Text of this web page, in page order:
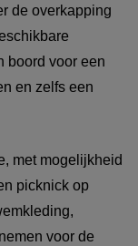
de overkapping
boord voor een
en zelfs een
met mogelijkheid
picknick op
voor de